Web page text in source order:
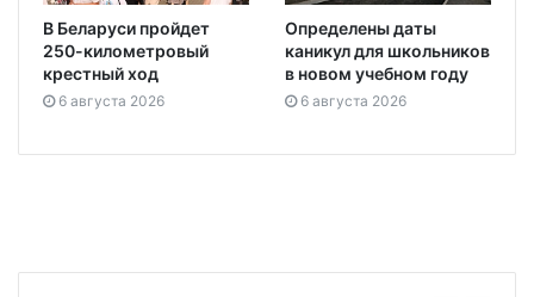
В Беларуси пройдет
250-километровый
крестный ход
6 августа 2026
Определены даты
каникул для школьников
в новом учебном году
6 августа 2026